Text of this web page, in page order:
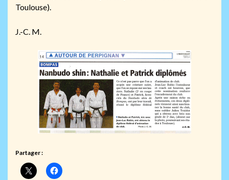
Toulouse).
J.-C. M.
Partager :